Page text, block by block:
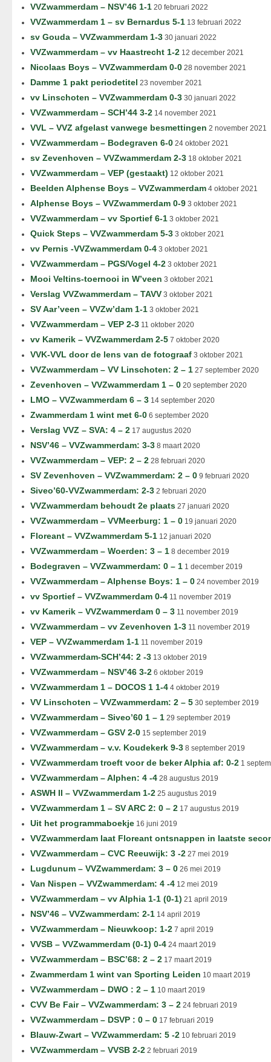
VVZwammerdam – NSV’46 1-1 20 februari 2022
VVZwammerdam 1 – sv Bernardus 5-1 13 februari 2022
sv Gouda – VVZwammerdam 1-3 30 januari 2022
VVZwammerdam – vv Haastrecht 1-2 12 december 2021
Nicolaas Boys – VVZwammerdam 0-0 28 november 2021
Damme 1 pakt periodetitel 23 november 2021
vv Linschoten – VVZwammerdam 0-3 30 januari 2022
VVZwammerdam – SCH’44 3-2 14 november 2021
VVL – VVZ afgelast vanwege besmettingen 2 november 2021
VVZwammerdam – Bodegraven 6-0 24 oktober 2021
sv Zevenhoven – VVZwammerdam 2-3 18 oktober 2021
VVZwammerdam – VEP (gestaakt) 12 oktober 2021
Beelden Alphense Boys – VVZwammerdam 4 oktober 2021
Alphense Boys – VVZwammerdam 0-9 3 oktober 2021
VVZwammerdam – vv Sportief 6-1 3 oktober 2021
Quick Steps – VVZwammerdam 5-3 3 oktober 2021
vv Pernis -VVZwammerdam 0-4 3 oktober 2021
VVZwammerdam – PGS/Vogel 4-2 3 oktober 2021
Mooi Veltins-toernooi in W’veen 3 oktober 2021
Verslag VVZwammerdam – TAVV 3 oktober 2021
SV Aar’veen – VVZw’dam 1-1 3 oktober 2021
VVZwammerdam – VEP 2-3 11 oktober 2020
vv Kamerik – VVZwammerdam 2-5 7 oktober 2020
VVK-VVL door de lens van de fotograaf 3 oktober 2021
VVZwammerdam – VV Linschoten: 2 – 1 27 september 2020
Zevenhoven – VVZwammerdam 1 – 0 20 september 2020
LMO – VVZwammerdam 6 – 3 14 september 2020
Zwammerdam 1 wint met 6-0 6 september 2020
Verslag VVZ – SVA: 4 – 2 17 augustus 2020
NSV’46 – VVZwammerdam: 3-3 8 maart 2020
VVZwammerdam – VEP: 2 – 2 28 februari 2020
SV Zevenhoven – VVZwammerdam: 2 – 0 9 februari 2020
Siveo’60-VVZwammerdam: 2-3 2 februari 2020
VVZwammerdam behoudt 2e plaats 27 januari 2020
VVZwammerdam – VVMeerburg: 1 – 0 19 januari 2020
Floreant – VVZwammerdam 5-1 12 januari 2020
VVZwammerdam – Woerden: 3 – 1 8 december 2019
Bodegraven – VVZwammerdam: 0 – 1 1 december 2019
VVZwammerdam – Alphense Boys: 1 – 0 24 november 2019
vv Sportief – VVZwammerdam 0-4 11 november 2019
vv Kamerik – VVZwammerdam 0 – 3 11 november 2019
VVZwammerdam – vv Zevenhoven 1-3 11 november 2019
VEP – VVZwammerdam 1-1 11 november 2019
VVZwammerdam-SCH’44: 2 -3 13 oktober 2019
VVZwammerdam – NSV’46 3-2 6 oktober 2019
VVZwammerdam 1 – DOCOS 1 1-4 4 oktober 2019
VV Linschoten – VVZwammerdam: 2 – 5 30 september 2019
VVZwammerdam – Siveo’60 1 – 1 29 september 2019
VVZwammerdam – GSV 2-0 15 september 2019
VVZwammerdam – v.v. Koudekerk 9-3 8 september 2019
VVZwammerdam troeft voor de beker Alphia af: 0-2 1
VVZwammerdam – Alphen: 4 -4 28 augustus 2019
ASWH II – VVZwammerdam 1-2 25 augustus 2019
VVZwammerdam 1 – SV ARC 2: 0 – 2 17 augustus 2019
Uit het programmaboekje 16 juni 2019
VVZwammerdam laat Floreant ontsnappen in laatste
VVZwammerdam – CVC Reeuwijk: 3 -2 27 mei 2019
Lugdunum – VVZwammerdam: 3 – 0 26 mei 2019
Van Nispen – VVZwammerdam: 4 -4 12 mei 2019
VVZwammerdam – vv Alphia 1-1 (0-1) 21 april 2019
NSV’46 – VVZwammerdam: 2-1 14 april 2019
VVZwammerdam – Nieuwkoop: 1-2 7 april 2019
VVSB – VVZwammerdam (0-1) 0-4 24 maart 2019
VVZwammerdam – BSC’68: 2 – 2 17 maart 2019
Zwammerdam 1 wint van Sporting Leiden 10 maart 2019
VVZwammerdam – DWO : 2 – 1 10 maart 2019
CVV Be Fair – VVZwammerdam: 3 – 2 24 februari 2019
VVZwammerdam – DSVP : 0 – 0 17 februari 2019
Blauw-Zwart – VVZwammerdam: 5 -2 10 februari 2019
VVZwammerdam – VVSB 2-2 2 februari 2019